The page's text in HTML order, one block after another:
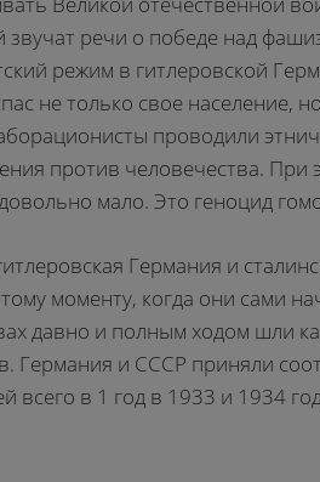
речи о победе над
режим в гитлеровской
не только свое население,
проводили
против человечества. При
мало. Это геноцид
Германия и
моменту, когда они сами
давно и полным ходом шли
Германия и СССР приняли
всего в 1 год в 1933 и 1934